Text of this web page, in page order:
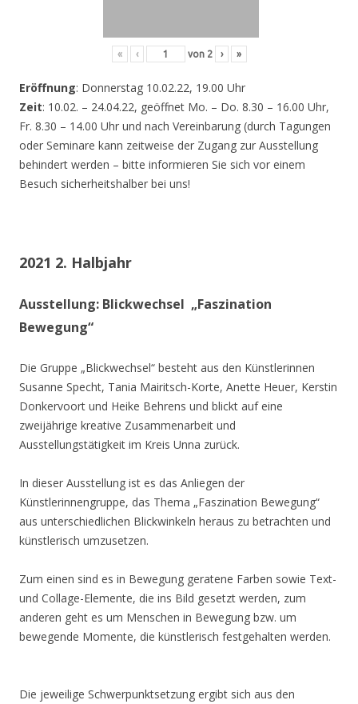
« ‹ von 2 › »
Eröffnung: Donnerstag 10.02.22, 19.00 Uhr
Zeit: 10.02. – 24.04.22, geöffnet Mo. – Do. 8.30 – 16.00 Uhr,
Fr. 8.30 – 14.00 Uhr und nach Vereinbarung (durch Tagungen
oder Seminare kann zeitweise der Zugang zur Ausstellung
behindert werden – bitte informieren Sie sich vor einem
Besuch sicherheitshalber bei uns!
2021 2. Halbjahr
Ausstellung: Blickwechsel „Faszination
Bewegung“
Die Gruppe „Blickwechsel“ besteht aus den Künstlerinnen
Susanne Specht, Tania Mairitsch-Korte, Anette Heuer, Kerstin
Donkervoort und Heike Behrens und blickt auf eine
zweijährige kreative Zusammenarbeit und
Ausstellungstätigkeit im Kreis Unna zurück.
In dieser Ausstellung ist es das Anliegen der
Künstlerinnengruppe, das Thema „Faszination Bewegung“
aus unterschiedlichen Blickwinkeln heraus zu betrachten und
künstlerisch umzusetzen.
Zum einen sind es in Bewegung geratene Farben sowie Text-
und Collage-Elemente, die ins Bild gesetzt werden, zum
anderen geht es um Menschen in Bewegung bzw. um
bewegende Momente, die künstlerisch festgehalten werden.
Die jeweilige Schwerpunktsetzung ergibt sich aus den